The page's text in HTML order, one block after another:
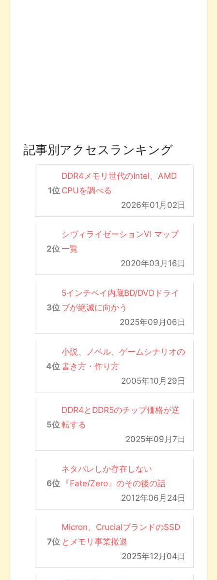
記事別アクセスランキング
DDR4メモリ世代のIntel、AMD
CPUを調べる
2026年01月02日
シヴィライゼーションVI マップ
一覧
2020年03月16日
5インチベイ内蔵BD/DVDドライ
ブが絶滅に向かう
2025年09月06日
小説、ノベル、ゲームシナリオの
書き方・作り方
2005年10月29日
DDR4とDDR5のチップ価格が逆
転する
2025年09月7日
ネタバレしか存在しない
『Fate/Zero』のその後の話
2012年06月24日
Micron、CrucialブランドのSSD
とメモリ事業撤退
2025年12月04日